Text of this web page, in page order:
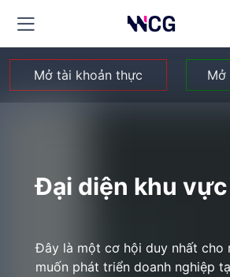
Mở tài khoản thực Mở
Đại diện khu vực
Đây là một cơ hội duy nhất cho
muốn phát triển doanh nghiệp